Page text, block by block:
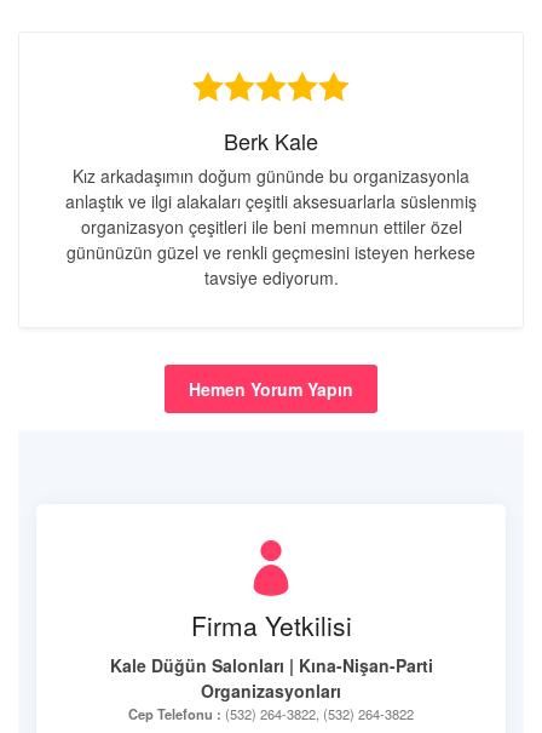
Berk Kale
Kız arkadaşımın doğum gününde bu organizasyonla
anlaştık ve ilgi alakaları çeşitli aksesuarlarla süslenmiş
organizasyon çeşitleri ile beni memnun ettiler özel
gününüzün güzel ve renkli geçmesini isteyen herkese
tavsiye ediyorum.
Hemen Yorum Yapın
Firma Yetkilisi
Kale Düğün Salonları | Kına-Nişan-Parti
Organizasyonları
Cep Telefonu : (532) 264-3822, (532) 264-3822